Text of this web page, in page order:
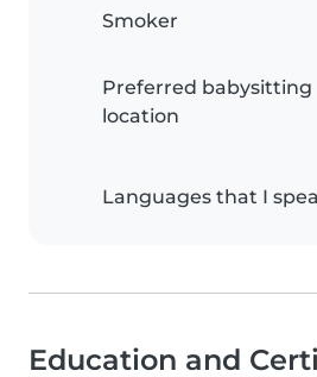
Smoker
Preferred babysitting
location
Languages that I
Education and